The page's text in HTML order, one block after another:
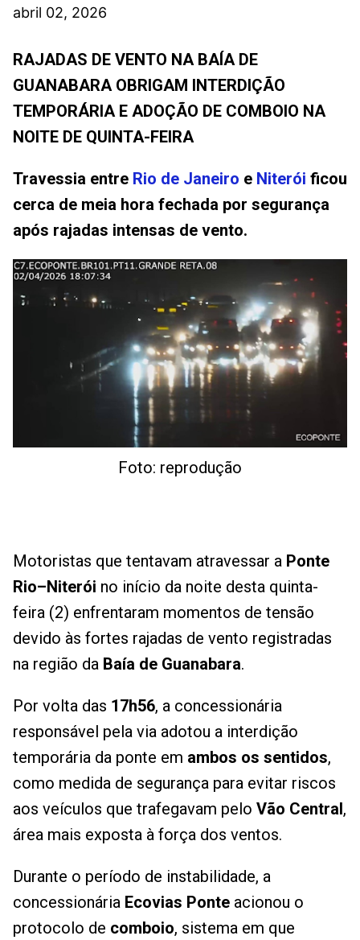
abril 02, 2026
RAJADAS DE VENTO NA BAÍA DE
GUANABARA OBRIGAM INTERDIÇÃO
TEMPORÁRIA E ADOÇÃO DE COMBOIO NA
NOITE DE QUINTA-FEIRA
Travessia entre Rio de Janeiro e Niterói ficou
cerca de meia hora fechada por segurança
após rajadas intensas de vento.
Foto: reprodução
Motoristas que tentavam atravessar a Ponte
Rio–Niterói no início da noite desta quinta-
feira (2) enfrentaram momentos de tensão
devido às fortes rajadas de vento registradas
na região da Baía de Guanabara.
Por volta das 17h56, a concessionária
responsável pela via adotou a interdição
temporária da ponte em ambos os sentidos,
como medida de segurança para evitar riscos
aos veículos que trafegavam pelo Vão Central,
área mais exposta à força dos ventos.
Durante o período de instabilidade, a
concessionária Ecovias Ponte acionou o
protocolo de comboio, sistema em que